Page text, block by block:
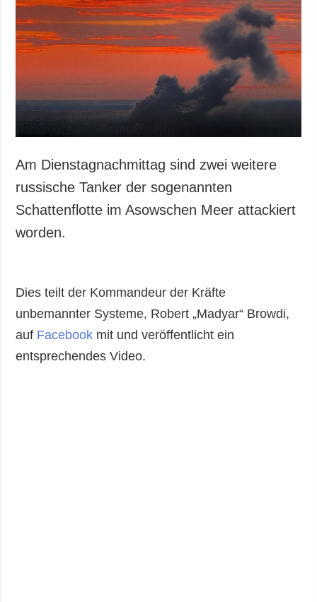
Gesellschaft und
Kultur
Sport
Notstand und
Notfälle
ZUSÄTZLICH
Veröffentlichungen
Interview
Fotos
Video
LEISTUNGEN
Abonnement
Fotobank
Am Dienstagnachmittag sind zwei weitere
russische Tanker der sogenannten
Schattenflotte im Asowschen Meer attackiert
worden.
Dies teilt der Kommandeur der Kräfte
unbemannter Systeme, Robert „Madyar“ Browdi,
auf Facebook mit und veröffentlicht ein
entsprechendes Video.